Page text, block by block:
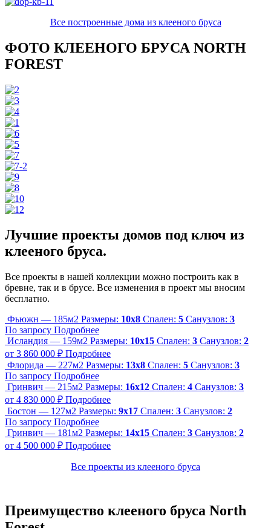
Все построенные дома из клееного бруса
ФОТО КЛЕЕНОГО БРУСА NORTH
FOREST
Лучшие проекты домов под ключ из
клееного бруса.
Все проекты в нашей коллекции можно построить как в
бревне, так и в брусе. Все изменения в проект мы вносим
бесплатно.
Фьюжн — 185м2 Размеры: 10х8 Спален: 5 Санузлов: 3
По запросу Подробнее
Исландия — 159м2 Размеры: 10х15 Спален: 3 Санузлов: 2
от 3 860 000 ₽ Подробнее
Флорида — 227м2 Размеры: 13х8 Спален: 5 Санузлов: 3
По запросу Подробнее
Гринвич — 215м2 Размеры: 16х12 Спален: 4 Санузлов: 3
от 4 830 000 ₽ Подробнее
Бостон — 127м2 Размеры: 9х17 Спален: 3 Санузлов: 2
По запросу Подробнее
Гринвич — 181м2 Размеры: 14х15 Спален: 3 Санузлов: 2
от 4 500 000 ₽ Подробнее
Все проекты из клееного бруса
Преимущество клееного бруса North